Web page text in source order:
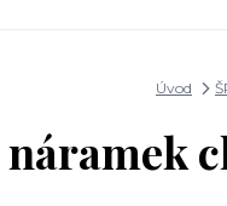
Úvod
náramek